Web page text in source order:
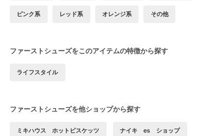
ピンク系 レッド系 オレンジ系 その他
ファーストシューズをこのアイテムの特徴から探す
ライフスタイル
ファーストシューズを他ショップから探す
ミキハウス ホットビスケッツ ナイキ es ショップ